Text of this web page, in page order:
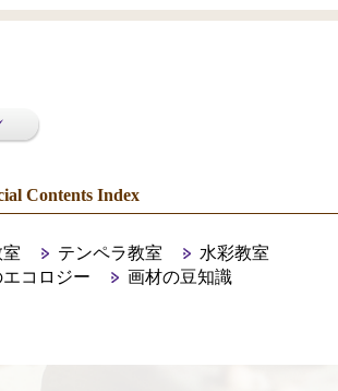
Contents Index
テンペラ教室
水彩教室
コロジー
画材の豆知識